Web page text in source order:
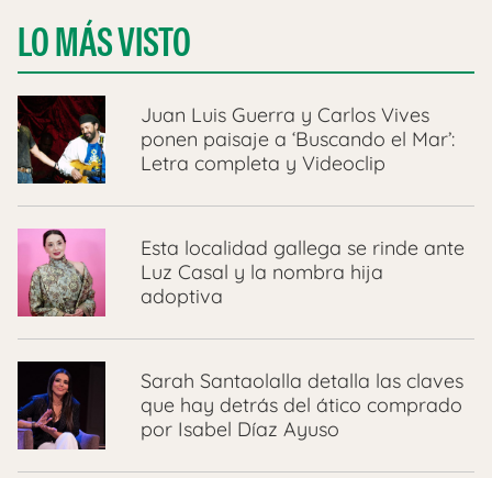
LO MÁS VISTO
Juan Luis Guerra y Carlos Vives
ponen paisaje a ‘Buscando el Mar’:
Letra completa y Videoclip
Esta localidad gallega se rinde ante
Luz Casal y la nombra hija
adoptiva
Sarah Santaolalla detalla las claves
que hay detrás del ático comprado
por Isabel Díaz Ayuso